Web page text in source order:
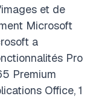
et de
Microsoft
a
Pro
Premium
Office, 1